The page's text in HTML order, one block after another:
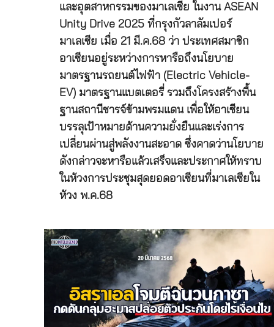
และอุตสาหกรรมของมาเลเซีย ในงาน ASEAN
Unity Drive 2025 ที่กรุงกัวลาลัมเปอร์
มาเลเซีย เมื่อ 21 มี.ค.68 ว่า ประเทศสมาชิก
อาเซียนอยู่ระหว่างการหารือถึงนโยบาย
มาตรฐานรถยนต์ไฟฟ้า (Electric Vehicle-
EV) มาตรฐานแบตเตอรี่ รวมถึงโครงสร้างพื้น
ฐานสถานีชารจ์ข้ามพรมแดน เพื่อให้อาเซียน
บรรลุเป้าหมายด้านความยั่งยืนและเร่งการ
เปลี่ยนผ่านสู่พลังงานสะอาด ซึ่งคาดว่านโยบาย
ดังกล่าวจะหารือแล้วเสร็จและประกาศให้ทราบ
ในห้วงการประชุมสุดยอดอาเซียนที่มาเลเซียใน
ห้วง พ.ค.68